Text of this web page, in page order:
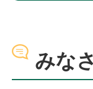
みな